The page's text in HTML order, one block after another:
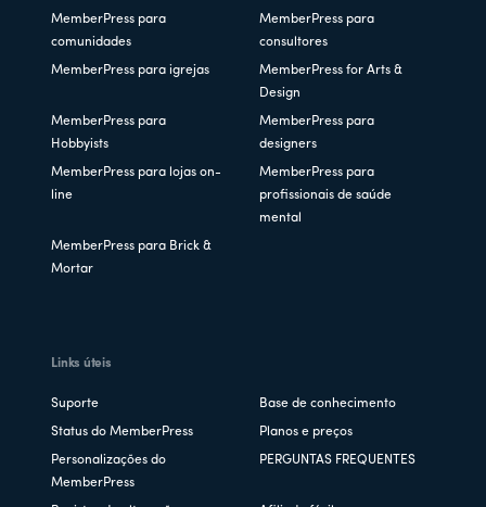
MemberPress para
comunidades
MemberPress para
consultores
MemberPress para igrejas
MemberPress for Arts &
Design
MemberPress para
Hobbyists
MemberPress para
designers
MemberPress para lojas on-
line
MemberPress para
profissionais de saúde
mental
MemberPress para Brick &
Mortar
Links úteis
Suporte Base de conhecimento
Status do MemberPress Planos e preços
Personalizações do
MemberPress
PERGUNTAS FREQUENTES